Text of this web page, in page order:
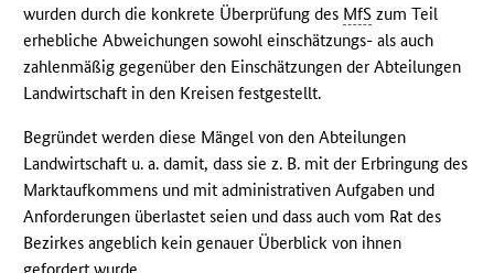
wurden durch die konkrete Überprüfung des MfS zum Teil
erhebliche Abweichungen sowohl einschätzungs- als auch
zahlenmäßig gegenüber den Einschätzungen der Abteilungen
Landwirtschaft in den Kreisen festgestellt.
Begründet werden diese Mängel von den Abteilungen
Landwirtschaft u. a. damit, dass sie z. B. mit der Erbringung des
Marktaufkommens und mit administrativen Aufgaben und
Anforderungen überlastet seien und dass auch vom Rat des
Bezirkes angeblich kein genauer Überblick von ihnen